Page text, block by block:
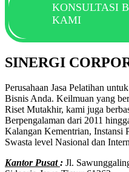
KONSULTASI
KAMI
SINERGI
Perusahaan Jasa Pelatihan
Bisnis Anda. Keilmuan yang
Riset Mutakhir, kami juga
Berpengalaman dari 2011
Kalangan Kementrian, Instansi
Swasta level Nasional dan
Kantor Pusat: Jl.